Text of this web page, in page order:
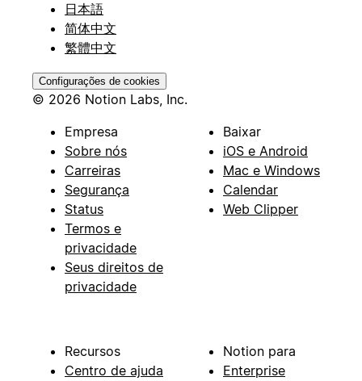
日本語
简体中文
繁體中文
Configurações de cookies
© 2026 Notion Labs, Inc.
Empresa
Sobre nós
Carreiras
Segurança
Status
Termos e
privacidade
Seus direitos de
privacidade
Baixar
iOS e Android
Mac e Windows
Calendar
Web Clipper
Recursos
Centro de ajuda
Notion para
Enterprise